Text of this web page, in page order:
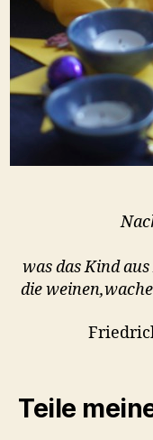
was das Kind
die
Teile